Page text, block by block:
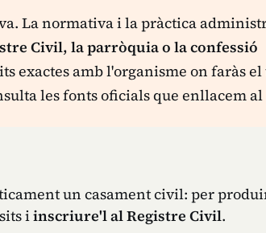
La normativa i la pràctica
Civil, la parròquia o la confessió
exactes amb l'organisme on faràs
les fonts oficials que enllacem
un casament civil: per
iinscriure'l al Registre Civil.